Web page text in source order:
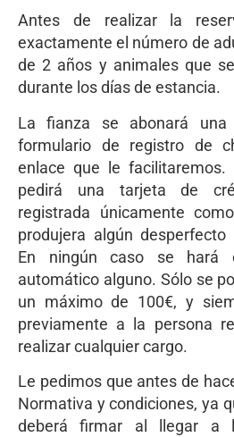
Antes de realizar la
exactamente el número de
de 2 años y animales que
durante los días de estancia.
La fianza se abonará
formulario de registro de
enlace que le
pedirá una tarjeta de
registrada únicamente
produjera algún
En ningún caso se hará
automático alguno. Sólo se
un máximo de 100€, y
previamente a la persona
realizar cualquier cargo.
Le pedimos que antes de
Normativa y condiciones, ya
deberá firmar al llegar